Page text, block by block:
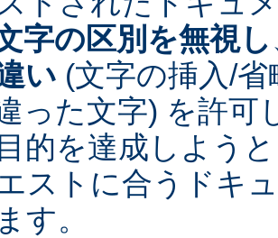
字の区別を無視し
い (文字の挿入/
った文字) を許可
的を達成しよう
ストに合うドキ
す。